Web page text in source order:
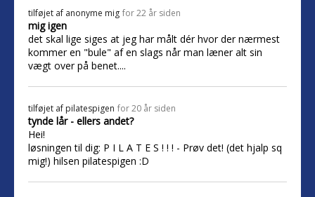
tilføjet af anonyme mig for 22 år siden
mig igen
det skal lige siges at jeg har målt dér hvor der nærmest
kommer en "bule" af en slags når man læner alt sin
vægt over på benet....
tilføjet af pilatespigen for 20 år siden
tynde lår - ellers andet?
Hei!
løsningen til dig: P I L A T E S ! ! ! - Prøv det! (det hjalp sq
mig!) hilsen pilatespigen :D